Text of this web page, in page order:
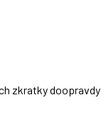
zkratky doopravdy